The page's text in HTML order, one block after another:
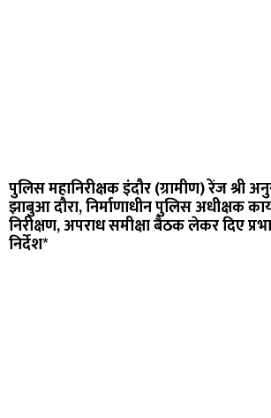
पुलिस महानिरीक्षक इंदौर (ग्रामीण) रेंज श्री
झाबुआ दौरा, निर्माणाधीन पुलिस अधीक्षक
निरीक्षण, अपराध समीक्षा बैठक लेकर दिए
निर्देश*